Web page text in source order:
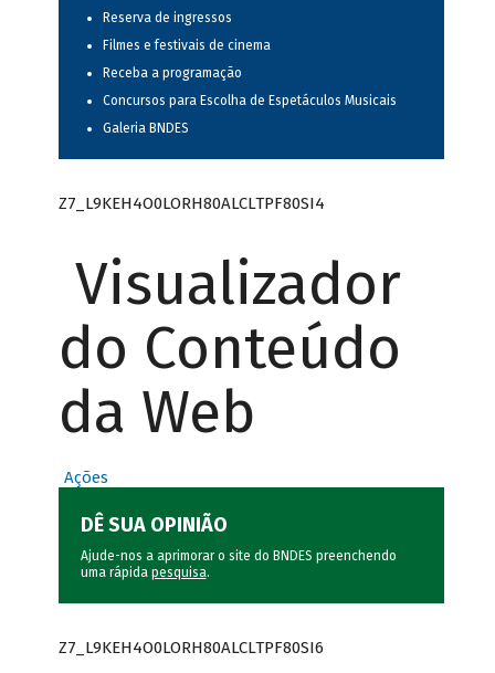
Reserva de ingressos
Filmes e festivais de cinema
Receba a programação
Concursos para Escolha de Espetáculos Musicais
Galeria BNDES
Z7_L9KEH4O0LORH80ALCLTPF80SI4
Visualizador
do Conteúdo
da Web
Ações
DÊ SUA OPINIÃO
Ajude-nos a aprimorar o site do BNDES preenchendo
uma rápida pesquisa.
Z7_L9KEH4O0LORH80ALCLTPF80SI6